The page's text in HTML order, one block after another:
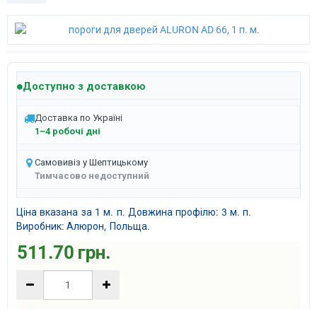
Доступно з доставкою
Доставка по Україні
1–4 робочі дні
Самовивіз у Шептицькому
Тимчасово недоступний
Ціна вказана за 1 м. п. Довжина профілю: 3 м. п.
Виробник: Алюрон, Польща.
511.70 грн.